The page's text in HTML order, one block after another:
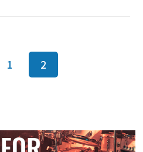
1 2